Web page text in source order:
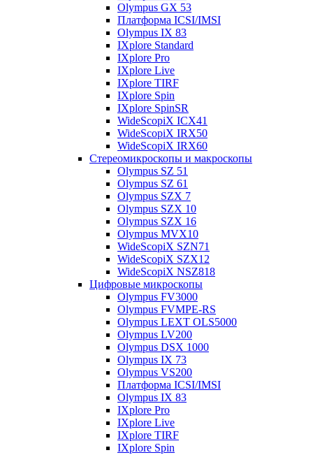
Olympus GX 53
Платформа ICSI/IMSI
Olympus IX 83
IXplore Standard
IXplore Pro
IXplore Live
IXplore TIRF
IXplore Spin
IXplore SpinSR
WideScopiX ICX41
WideScopiX IRX50
WideScopiX IRX60
Стереомикроскопы и макроскопы
Olympus SZ 51
Olympus SZ 61
Olympus SZX 7
Olympus SZX 10
Olympus SZX 16
Olympus MVX10
WideScopiX SZN71
WideScopiX SZX12
WideScopiX NSZ818
Цифровые микроскопы
Olympus FV3000
Olympus FVMPE-RS
Olympus LEXT OLS5000
Olympus LV200
Olympus DSX 1000
Olympus IX 73
Olympus VS200
Платформа ICSI/IMSI
Olympus IX 83
IXplore Pro
IXplore Live
IXplore TIRF
IXplore Spin